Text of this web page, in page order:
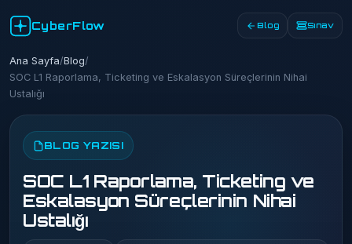
CyberFlow Blog Sınav
Ana Sayfa/Blog/
SOC L1 Raporlama, Ticketing ve Eskalasyon Süreçlerinin Nihai
Ustalığı
BLOG YAZISI
SOC L1 Raporlama, Ticketing ve
Eskalasyon Süreçlerinin Nihai
Ustalığı